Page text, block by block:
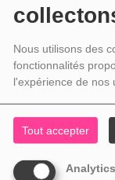
Nous utilisons des
fonctionnalités
l'expérience de nos
Tout accepter
Analytics